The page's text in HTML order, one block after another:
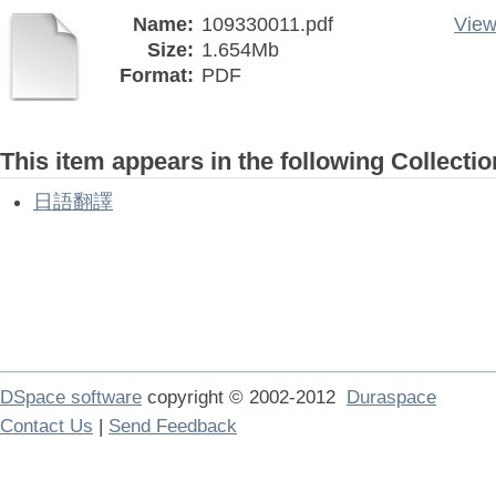
Name: 109330011.pdf
Size: 1.654Mb
Format: PDF
This item appears in the following
日語翻譯
DSpace software copyright © 2002-2012 Duraspace
Contact Us | Send Feedback